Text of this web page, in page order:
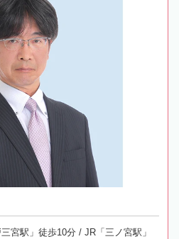
宮駅」徒歩10分 / JR「三ノ宮駅」